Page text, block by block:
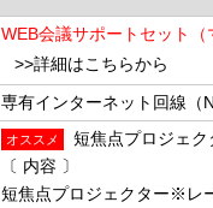
WEB会議サポートセット（
>>詳細はこちらから
専有インターネット回線（
オススメ
短焦点プロジェク
〔 内容 〕
短焦点プロジェクター※レ